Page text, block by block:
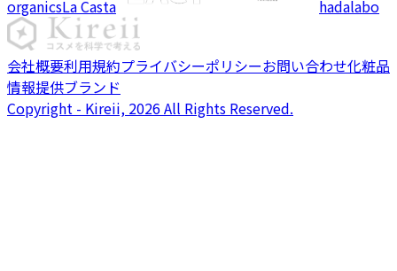
organicsLa Casta hadalabo
会社概要利用規約プライバシーポリシーお問い合わせ化粧品
情報提供ブランド
Copyright - Kireii, 2026 All Rights Reserved.